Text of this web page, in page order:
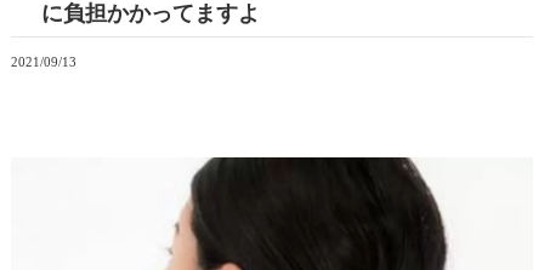
に負担かかってますよ
2021/09/13